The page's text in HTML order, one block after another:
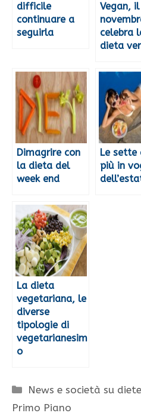
difficile
continuare a
seguirla
Vegan,
celebra
dieta
Dimagrire con
la dieta del
week end
Le sette
più in
La dieta
vegetariana, le
diverse
tipologie di
vegetarianesim
o
Categorie
News e società su
Primo Piano